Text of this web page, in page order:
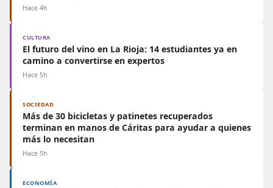
Hace 4h
CULTURA
El futuro del vino en La Rioja: 14 estudiantes ya en
camino a convertirse en expertos
Hace 5h
SOCIEDAD
Más de 30 bicicletas y patinetes recuperados
terminan en manos de Cáritas para ayudar a quienes
más lo necesitan
Hace 5h
ECONOMÍA